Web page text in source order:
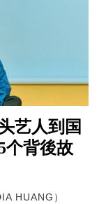
艺人到国
个背後故
HUANG）